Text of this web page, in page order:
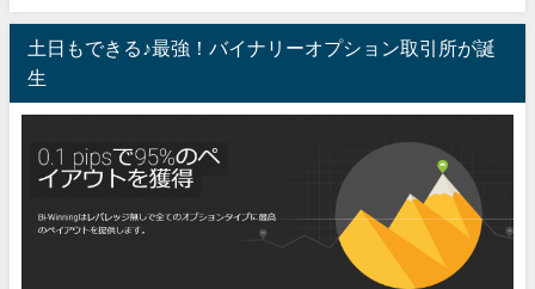
土日もできる♪最強！バイナリーオプション取引所が誕
生